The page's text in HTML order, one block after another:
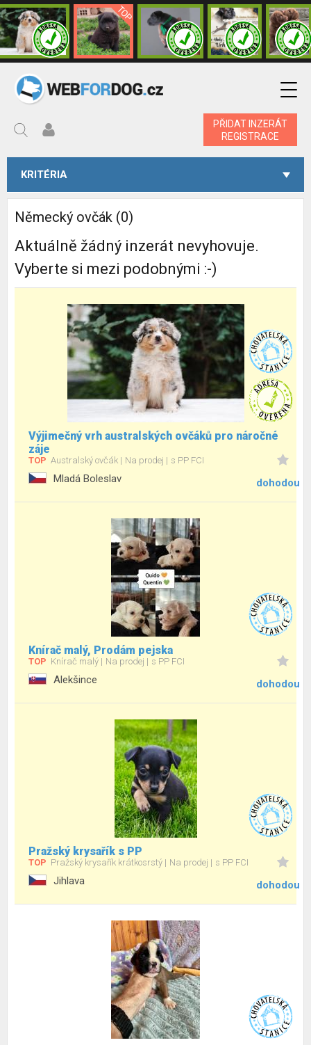
PŘIDAT INZERÁT
REGISTRACE
KRITÉRIA
Německý ovčák (0)
Aktuálně žádný inzerát nevyhovuje.
Vyberte si mezi podobnými :-)
Výjimečný vrh australských ovčáků pro náročné
záje
TOP Australský ovčák Na prodej s PP FCI
Mladá Boleslav dohodou
Knírač malý, Prodám pejska
TOP Knírač malý Na prodej s PP FCI
Alekšince dohodou
Pražský krysařík s PP
TOP Pražský krysařík krátkosrstý Na prodej s PP FCI
Jihlava dohodou